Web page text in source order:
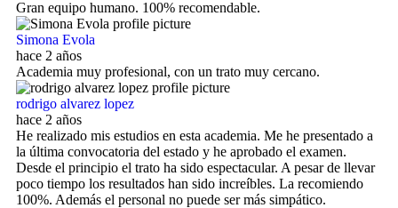
Gran equipo humano. 100% recomendable.
Simona Evola
hace 2 años
Academia muy profesional, con un trato muy cercano.
rodrigo alvarez lopez
hace 2 años
He realizado mis estudios en esta academia. Me he presentado a
la última convocatoria del estado y he aprobado el examen.
Desde el principio el trato ha sido espectacular. A pesar de llevar
poco tiempo los resultados han sido increíbles. La recomiendo
100%. Además el personal no puede ser más simpático.